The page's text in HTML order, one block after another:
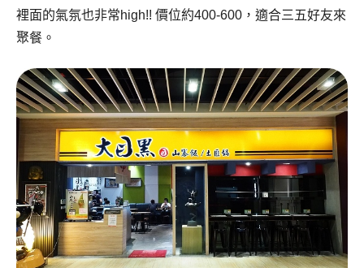
裡面的氣氛也非常high!! 價位約400-600，適合三五好友來
聚餐。